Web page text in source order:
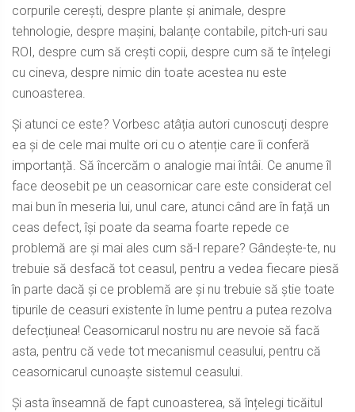
corpurile cerești, despre plante și animale, despre
tehnologie, despre mașini, balanțe contabile, pitch-uri sau
ROI, despre cum să crești copii, despre cum să te înțelegi
cu cineva, despre nimic din toate acestea nu este
cunoasterea.
Și atunci ce este? Vorbesc atâția autori cunoscuți despre
ea și de cele mai multe ori cu o atenție care îi conferă
importanță. Să încercăm o analogie mai întâi. Ce anume îl
face deosebit pe un ceasornicar care este considerat cel
mai bun în meseria lui, unul care, atunci când are în față un
ceas defect, își poate da seama foarte repede ce
problemă are și mai ales cum să-l repare? Gândește-te, nu
trebuie să desfacă tot ceasul, pentru a vedea fiecare piesă
în parte dacă și ce problemă are și nu trebuie să știe toate
tipurile de ceasuri existente în lume pentru a putea rezolva
defecțiunea! Ceasornicarul nostru nu are nevoie să facă
asta, pentru că vede tot mecanismul ceasului, pentru că
ceasornicarul cunoaște sistemul ceasului.
Și asta înseamnă de fapt cunoasterea, să înțelegi ticăitul